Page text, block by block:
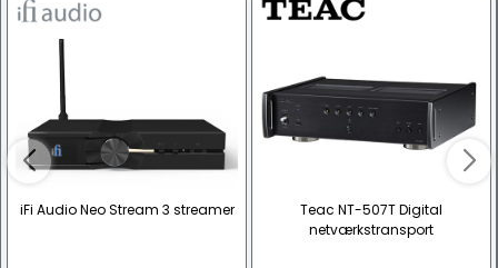
iFi Audio Neo Stream 3 streamer
Teac NT-507T Digital
netværkstransport